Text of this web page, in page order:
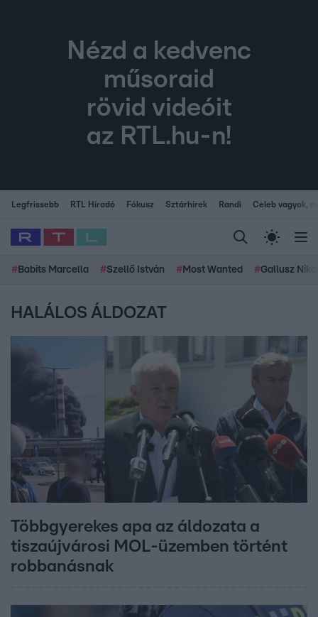
Nézd a kedvenc
műsoraid
rövid videóit
az RTL.hu-n!
Legfrissebb RTL Híradó Fókusz Sztárhírek Randi Celeb vagyok,
# Babits Marcella #Szellő István # Most Wanted #Gallusz
HALÁLOS ÁLDOZAT
Többgyerekes apa az áldozata a
tiszaújvárosi MOL-üzemben történt
robbanásnak